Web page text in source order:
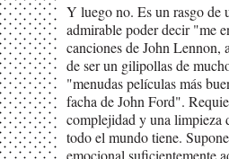
Y luego no. Es un rasgo de
admirable poder decir "me
canciones de John Lennon,
de ser un gilipollas de
"menudas películas más
facha de John Ford".
complejidad y una limpieza
todo el mundo tiene.
emocional suficientemente